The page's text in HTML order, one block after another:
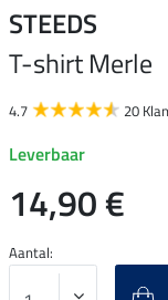
STEEDS
T-shirt Merle
4.7 20
Leverbaar
14,90 €
Aantal: